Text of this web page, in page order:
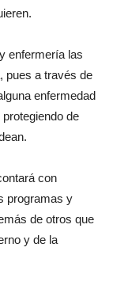
enfermería las
pues a través de
enfermedad
de
con
programas y
de otros que
y de la